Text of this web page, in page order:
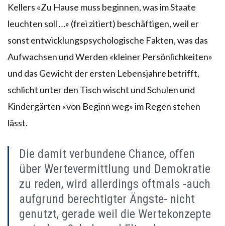
Kellers «Zu Hause muss beginnen, was im Staate
leuchten soll …» (frei zitiert) beschäftigen, weil er
sonst entwicklungspsychologische Fakten, was das
Aufwachsen und Werden «kleiner Persönlichkeiten»
und das Gewicht der ersten Lebensjahre betrifft,
schlicht unter den Tisch wischt und Schulen und
Kindergärten «von Beginn weg» im Regen stehen
lässt.
Die damit verbundene Chance, offen
über Wertevermittlung und Demokratie
zu reden, wird allerdings oftmals -auch
aufgrund berechtigter Ängste- nicht
genutzt, gerade weil die Wertekonzepte